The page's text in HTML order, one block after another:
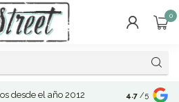
0
desde el año 2012 4.7 /5